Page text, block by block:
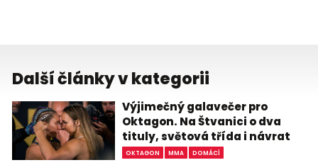
Další články v kategorii
Výjimečný galavečer pro
Oktagon. Na Štvanici o dva
tituly, světová třída i návrat
OKTAGON MMA DOMÁCÍ